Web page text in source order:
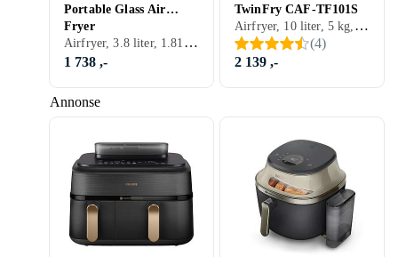
Annonse
Portable Glass Air
Fryer
Airfryer, 3.8 liter, 1.81 kg, Automatisk avstengning, Tåler oppvaskmaskin, Display, Non-stick, Lett å rengjøre, 1500 W
1 738 ,-
TwinFry CAF-TF101S
Airfryer, 10 liter, 5 kg, Timer, Automatisk avstengning, Tåler oppvaskmaskin, Display, Signallampe, Appkontroll, Non-stick, Dobbel firtyr kurv, 2800 W
(4)
2 139 ,-